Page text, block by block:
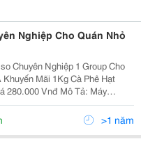
Nghiệp Cho Quán Nhỏ
Chuyên Nghiệp 1 Group Cho
Vnđ Mô Tả: Máy
36 Tháng
Hiệu: Fac
>1 năm